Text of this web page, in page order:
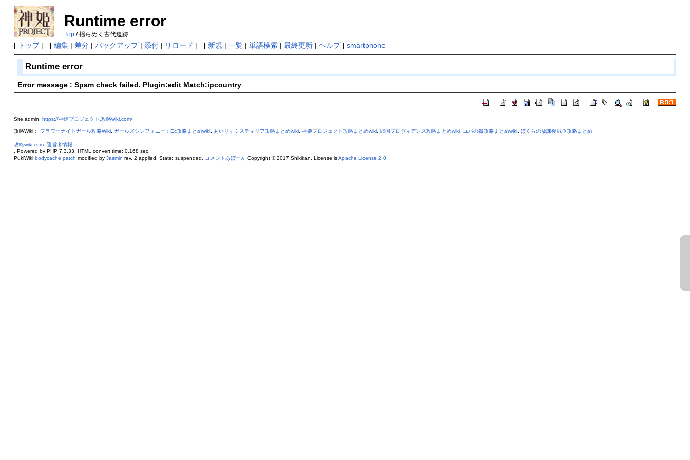
Runtime error
Top/ 揺らめく古代遺跡
[ トップ] [ 編集| 差分| バックアップ| 添付| リロード ] [ 新規 | 一覧| 単語検索| 最終更新| ヘルプ] smartphone
Runtime error
Error message : Spam check failed. Plugin:edit Match:ipcountry
Site admin: https://神姫プロジェクト.攻略wiki.com/
攻略Wiki： フラワーナイトガール攻略Wiki. ガールズシンフォニー：Ec攻略まとめwiki. あいりすミスティリア攻略まとめwiki. 神姫プロジェクト攻略まとめwiki. 戦国プロヴィデンス攻略まとめwiki. ユバの徽攻略まとめwiki. ぼくらの放課後戦争攻略まとめ
攻略wiki.com. 運営者情報
. Powered by PHP 7.3.33. HTML convert time: 0.168 sec.
PukiWiki bodycache patch modified by Jasmin rev. 2 applied. State: suspended. コメントあぼーん Copyright © 2017 Shikikan. License isApache License 2.0